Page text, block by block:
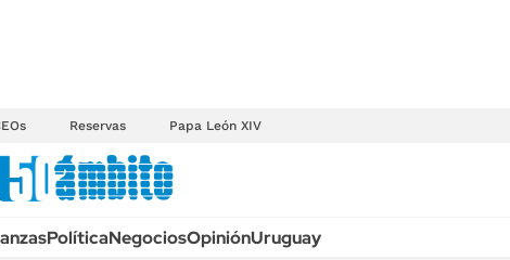
Reservas Papa León XIV
PolíticaNegociosOpiniónUruguay